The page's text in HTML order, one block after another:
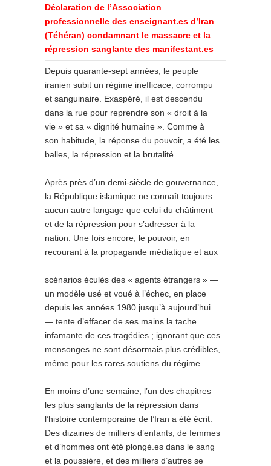
Déclaration de l’Association
professionnelle des enseignant.es d’Iran
(Téhéran) condamnant le massacre et la
répression sanglante des manifestant.es
Depuis quarante-sept années, le peuple
iranien subit un régime inefficace, corrompu
et sanguinaire. Exaspéré, il est descendu
dans la rue pour reprendre son « droit à la
vie » et sa « dignité humaine ». Comme à
son habitude, la réponse du pouvoir, a été les
balles, la répression et la brutalité.
Après près d’un demi-siècle de gouvernance,
la République islamique ne connaît toujours
aucun autre langage que celui du châtiment
et de la répression pour s’adresser à la
nation. Une fois encore, le pouvoir, en
recourant à la propagande médiatique et aux
scénarios éculés des « agents étrangers » —
un modèle usé et voué à l’échec, en place
depuis les années 1980 jusqu’à aujourd’hui
— tente d’effacer de ses mains la tache
infamante de ces tragédies ; ignorant que ces
mensonges ne sont désormais plus crédibles,
même pour les rares soutiens du régime.
En moins d’une semaine, l’un des chapitres
les plus sanglants de la répression dans
l’histoire contemporaine de l’Iran a été écrit.
Des dizaines de milliers d’enfants, de femmes
et d’hommes ont été plongé.es dans le sang
et la poussière, et des milliers d’autres se